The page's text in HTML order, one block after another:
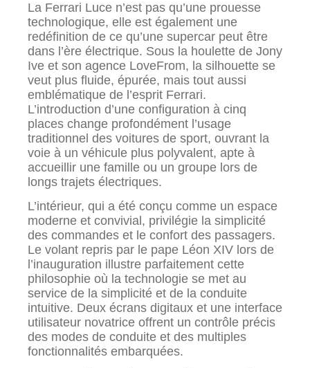
La Ferrari Luce n’est pas qu’une prouesse
technologique, elle est également une
redéfinition de ce qu’une supercar peut être
dans l’ère électrique. Sous la houlette de Jony
Ive et son agence LoveFrom, la silhouette se
veut plus fluide, épurée, mais tout aussi
emblématique de l’esprit Ferrari.
L’introduction d’une configuration à cinq
places change profondément l’usage
traditionnel des voitures de sport, ouvrant la
voie à un véhicule plus polyvalent, apte à
accueillir une famille ou un groupe lors de
longs trajets électriques.
L’intérieur, qui a été conçu comme un espace
moderne et convivial, privilégie la simplicité
des commandes et le confort des passagers.
Le volant repris par le pape Léon XIV lors de
l’inauguration illustre parfaitement cette
philosophie où la technologie se met au
service de la simplicité et de la conduite
intuitive. Deux écrans digitaux et une interface
utilisateur novatrice offrent un contrôle précis
des modes de conduite et des multiples
fonctionnalités embarquées.